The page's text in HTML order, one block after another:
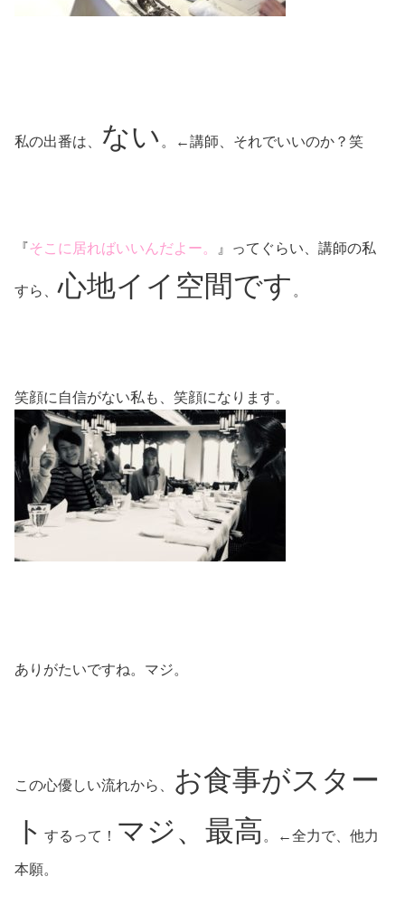
私の出番は、 ない 。←講師、それでいいのか？笑
『そこに居ればいいんだよー。 』ってぐらい、講師の私
すら、心地イイ空間です 。
笑顔に自信がない私も、笑顔になります。
ありがたいですね。マジ。
この心優しい流れから、 お食事がスター
トするって！ マジ、最高 。←全力で、他力
本願。